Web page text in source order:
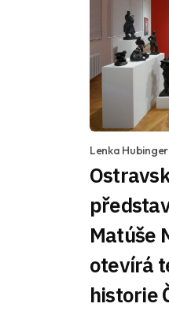
Lenka
Matúše
otevírá
historie